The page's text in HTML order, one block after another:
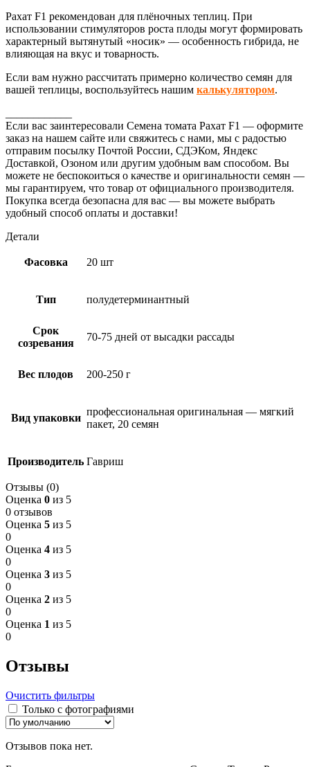
Рахат F1 рекомендован для плёночных теплиц. При
использовании стимуляторов роста плоды могут формировать
характерный вытянутый «носик» — особенность гибрида, не
влияющая на вкус и товарность.
Если вам нужно рассчитать примерно количество семян для
вашей теплицы, воспользуйтесь нашим калькулятором.
Если вас заинтересовали Семена томата Рахат F1 — оформите
заказ на нашем сайте или свяжитесь с нами, мы с радостью
отправим посылку Почтой России, СДЭКом, Яндекс
Доставкой, Озоном или другим удобным вам способом. Вы
можете не беспокоиться о качестве и оригинальности семян —
мы гарантируем, что товар от официального производителя.
Покупка всегда безопасна для вас — вы можете выбрать
удобный способ оплаты и доставки!
Детали
Фасовка 20 шт
Тип полудетерминантный
Срок
созревания
70-75 дней от высадки рассады
Вес плодов 200-250 г
Вид упаковки
профессиональная оригинальная — мягкий
пакет, 20 семян
Производитель Гавриш
Отзывы (0)
Оценка 0 из 5
0 отзывов
Оценка 5 из 5
0
Оценка 4 из 5
0
Оценка 3 из 5
0
Оценка 2 из 5
0
Оценка 1 из 5
0
Отзывы
Очистить фильтры
Только с фотографиями
Отзывов пока нет.